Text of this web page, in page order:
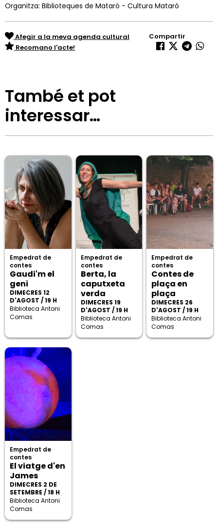
Organitza: Biblioteques de Mataró - Cultura Mataró
Afegir a la meva agenda cultural
Recomano l'acte!
Compartir
També et pot
interessar…
Empedrat de
contes
Gaudi'm el
geni
DIMECRES 12
D'AGOST / 19 H
Biblioteca Antoni
Comas
Empedrat de
contes
Berta, la
caputxeta
verda
DIMECRES 19
D'AGOST / 19 H
Biblioteca Antoni
Comas
Empedrat de
contes
Contes de
plaça en
plaça
DIMECRES 26
D'AGOST / 19 H
Biblioteca Antoni
Comas
Empedrat de
contes
El viatge d'en
James
DIMECRES 2 DE
SETEMBRE / 18 H
Biblioteca Antoni
Comas